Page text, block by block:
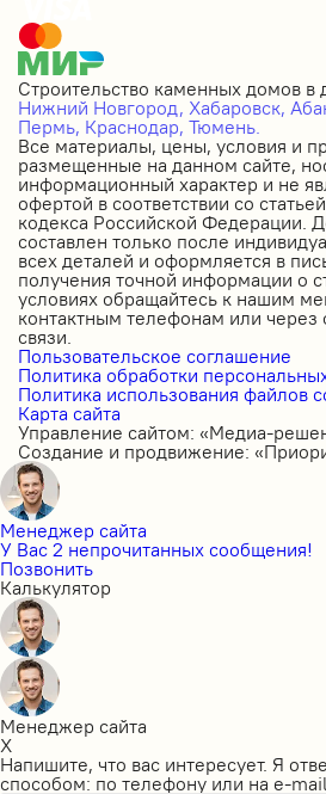
Строительство каменных домов в
Нижний Новгород, Хабаровск,
Пермь, Краснодар, Тюмень.
Все материалы, цены, условия и
размещенные на данном сайте,
информационный характер и не
офертой в соответствии со
кодекса Российской Федерации.
составлен только после
всех деталей и оформляется в
получения точной информации о
условиях обращайтесь к нашим
контактным телефонам или через
связи.
Пользовательское соглашение
Политика обработки
Политика использования файлов
Карта сайта
Управление сайтом: «Медиа-
Создание и продвижение:
Менеджер сайта
У Вас 2 непрочитанных сообщения!
Позвонить
Калькулятор
Менеджер сайта
X
Напишите, что вас интересует. Я
способом: по телефону или на e-mail.